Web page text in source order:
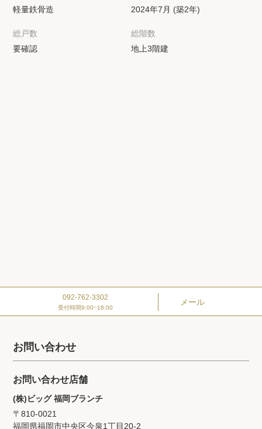
軽量鉄骨造
2024年7月 (築2年)
総戸数
要確認
総階数
地上3階建
092-762-3302
受付時間9:00~18:00
メール
お問い合わせ
お問い合わせ店舗
(株)ビッグ 福岡ブランチ
〒810-0021
福岡県福岡市中央区今泉1丁目20‐2